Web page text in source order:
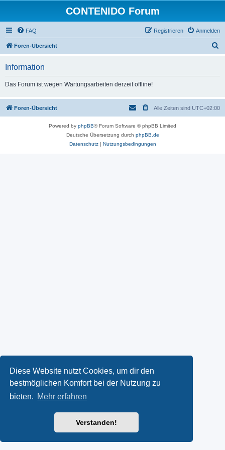
Diese Website nutzt Cookies, um dir den
bestmöglichen Komfort bei der Nutzung zu
bieten. Mehr erfahren
Verstanden!
CONTENIDO Forum
FAQ Anmelden
Registrieren
Foren-Übersicht
Information
Das Forum ist wegen Wartungsarbeiten derzeit offline!
Foren-Übersicht Alle Zeiten sind UTC+02:00
Powered by phpBB® Forum Software © phpBB Limited
Deutsche Übersetzung durch phpBB.de
Datenschutz| Nutzungsbedingungen